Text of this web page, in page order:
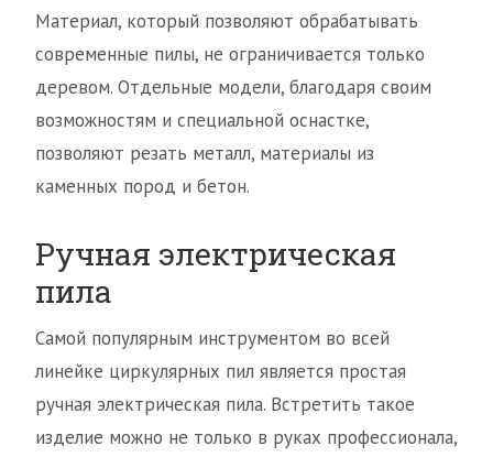
Материал, который позволяют обрабатывать
современные пилы, не ограничивается только
деревом. Отдельные модели, благодаря своим
возможностям и специальной оснастке,
позволяют резать металл, материалы из
каменных пород и бетон.
Ручная электрическая
пила
Самой популярным инструментом во всей
линейке циркулярных пил является простая
ручная электрическая пила. Встретить такое
изделие можно не только в руках профессионала,